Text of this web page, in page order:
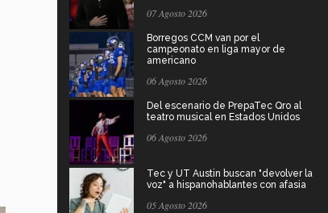
07 Agosto 2026
Borregos CCM van por el
campeonato en liga mayor de
americano
06 Agosto 2026
Del escenario de PrepaTec Qro al
teatro musical en Estados Unidos
06 Agosto 2026
Tec y UT Austin buscan "devolver la
voz" a hispanohablantes con afasia
05 Agosto 2026